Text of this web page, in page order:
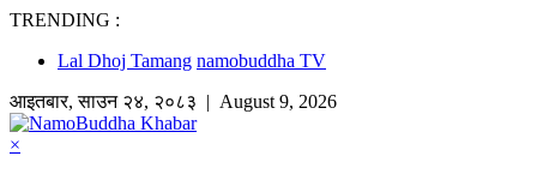
TRENDING :
Lal Dhoj Tamang namobuddha TV
आइतबार,साउन २४, २०८३ | August 9, 2026
×